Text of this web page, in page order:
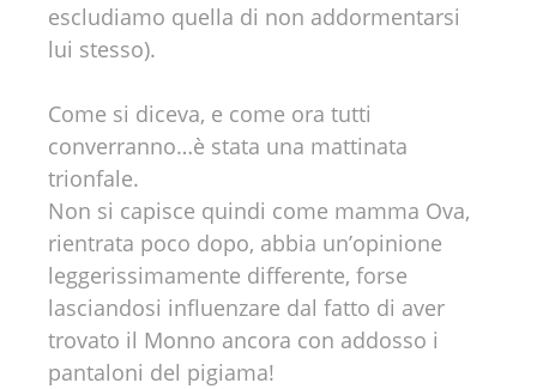
escludiamo quella di non addormentarsi
lui stesso).
Come si diceva, e come ora tutti
converranno…è stata una mattinata
trionfale.
Non si capisce quindi come mamma Ova,
rientrata poco dopo, abbia un’opinione
leggerissimamente differente, forse
lasciandosi influenzare dal fatto di aver
trovato il Monno ancora con addosso i
pantaloni del pigiama!